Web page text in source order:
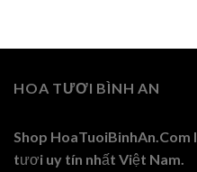
HOA TƯƠI BÌNH AN
Shop
tươi uy tín nhất Việt Nam.